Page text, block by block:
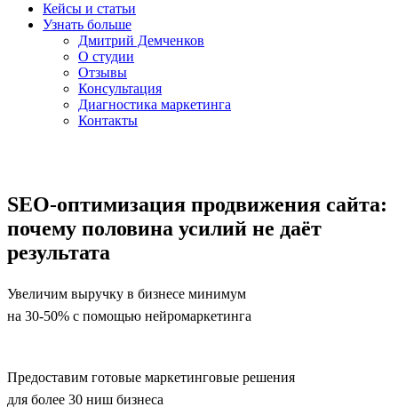
Кейсы и статьи
Узнать больше
Дмитрий Демченков
О студии
Отзывы
Консультация
Диагностика маркетинга
Контакты
SEO-оптимизация продвижения сайта:
почему половина усилий не даёт
результата
Увеличим выручку в бизнесе минимум
на 30-50% с помощью нейромаркетинга
Предоставим готовые маркетинговые решения
для более 30 ниш бизнеса